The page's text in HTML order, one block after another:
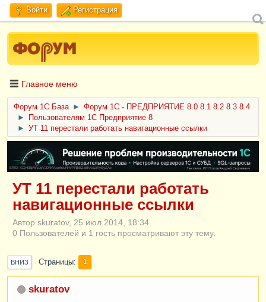
Войти Регистрация
Главное меню
Форум 1C База ►
Форум 1С - ПРЕДПРИЯТИЕ 8.0 8.1 8.2 8.3 8.4
►
Пользователям 1С Предприятие 8
►
УТ 11 перестали работать навигационные ссылки
ERID: CQH36pWzJqVJD4xVLsnhcU4hVPNjkBZe8KKxjJiYySyZAz
УТ 11 перестали работать
навигационные ссылки
Автор skuratov, 25 июл 2014, 18:34
0 Пользователей и 1 гость просматривают эту тему.
ВНИЗ Страницы 1
skuratov